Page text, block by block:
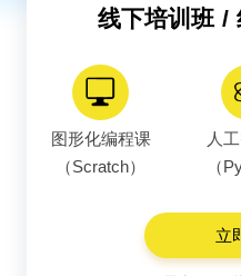
线下培训班 /
图形化编程课
（Scratch）
人
（
立